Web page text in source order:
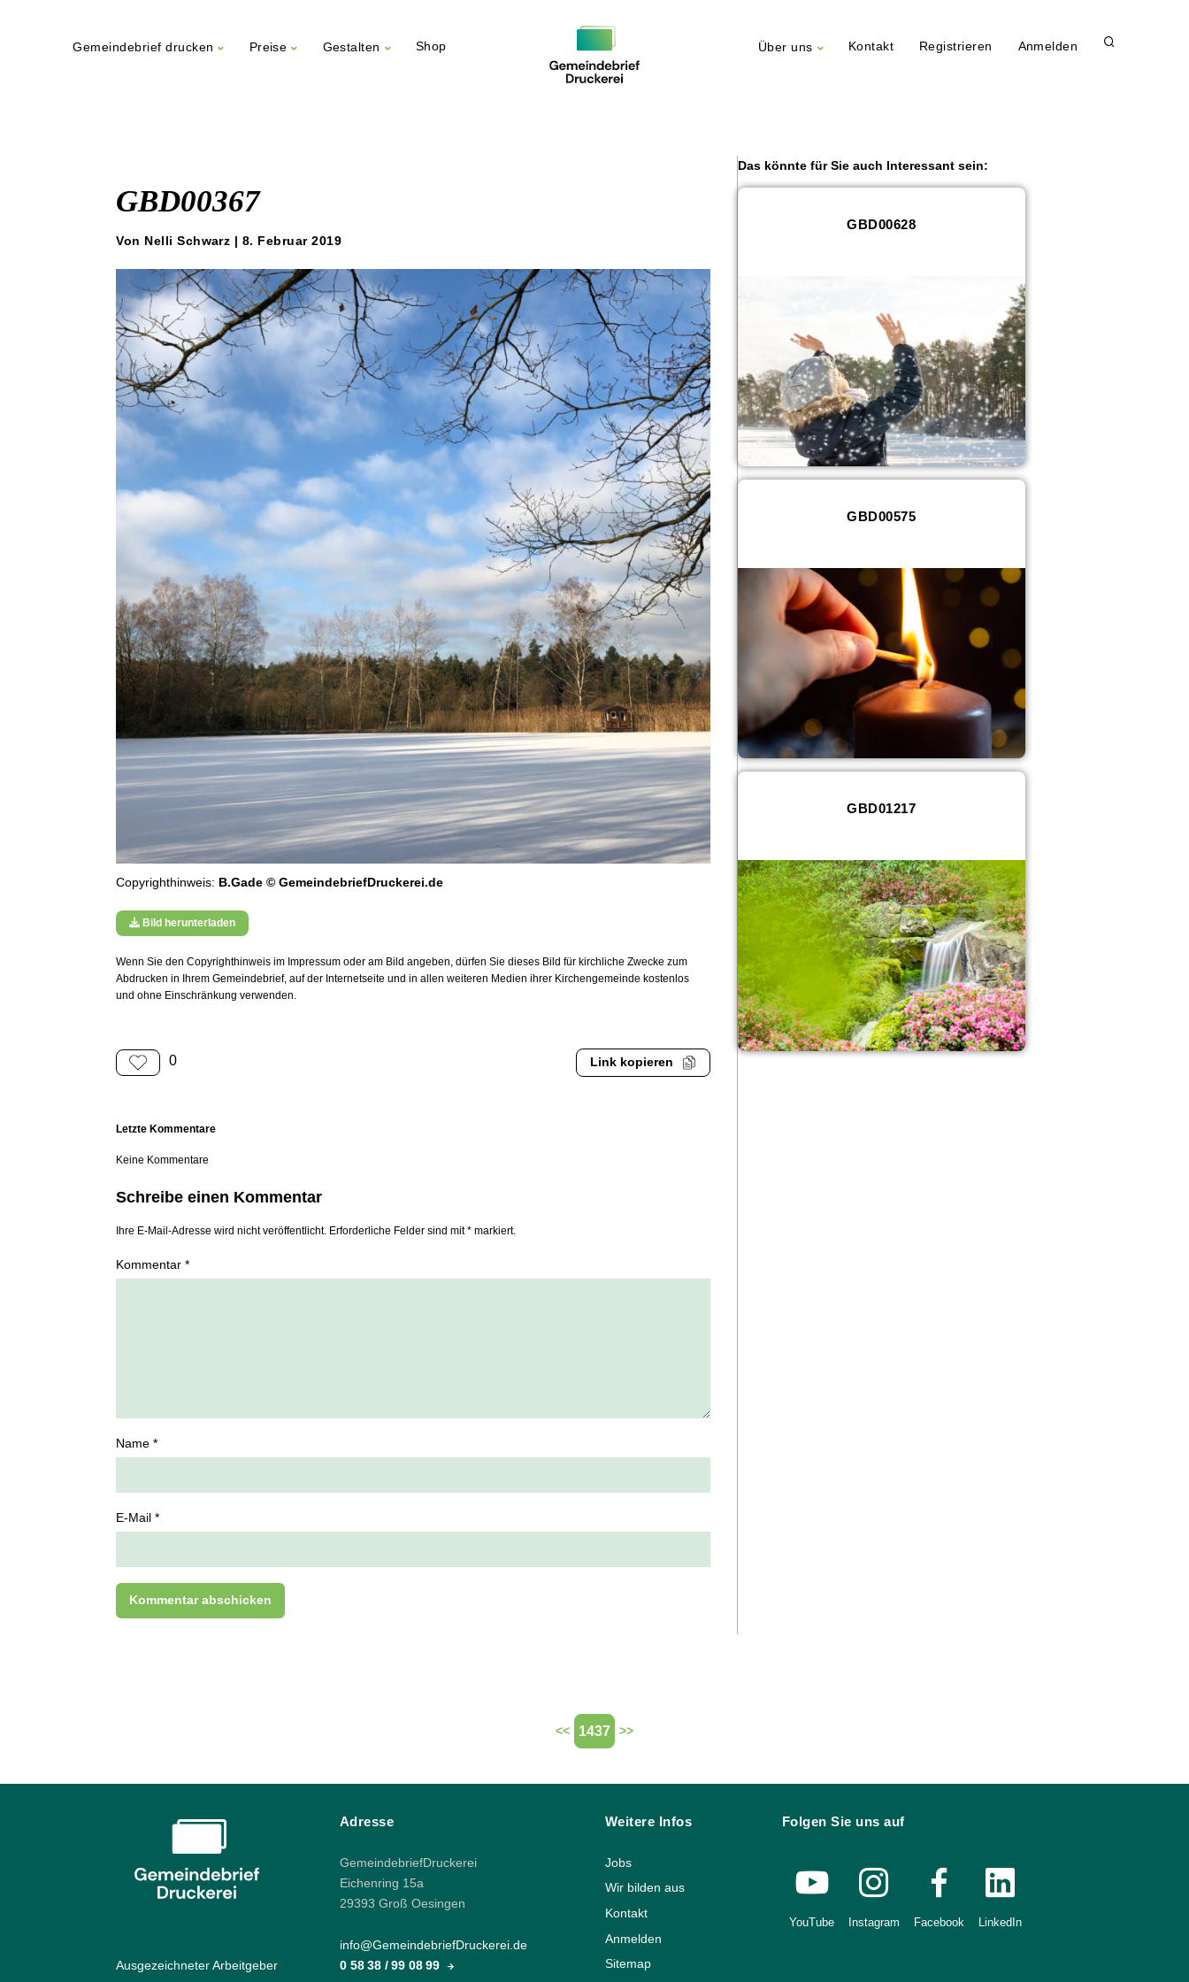
Gemeindebrief drucken Preise Gestalten Shop Über uns Kontakt Registrieren Anmelden
GBD00367
Von Nelli Schwarz | 8. Februar 2019
Copyrighthinweis: B.Gade © GemeindebriefDruckerei.de
Bild herunterladen
Wenn Sie den Copyrighthinweis im Impressum oder am Bild angeben, dürfen Sie dieses Bild für kirchliche Zwecke zum
Abdrucken in Ihrem Gemeindebrief, auf der Internetseite und in allen weiteren Medien ihrer Kirchengemeinde kostenlos
und ohne Einschränkung verwenden.
0 Link kopieren
Letzte Kommentare
Keine Kommentare
Schreibe einen Kommentar
Ihre E-Mail-Adresse wird nicht veröffentlicht. Erforderliche Felder sind mit * markiert.
Kommentar *
Name *
E-Mail *
Das könnte für Sie auch Interessant sein:
GBD00628
GBD00575
GBD01217
<< 1437 >>
Ausgezeichneter Arbeitgeber
Adresse
GemeindebriefDruckerei
Eichenring 15a
29393 Groß Oesingen
info@GemeindebriefDruckerei.de
0 58 38 / 99 08 99
Weitere Infos
Jobs
Wir bilden aus
Kontakt
Anmelden
Sitemap
Folgen Sie uns auf
YouTube Instagram Facebook LinkedIn